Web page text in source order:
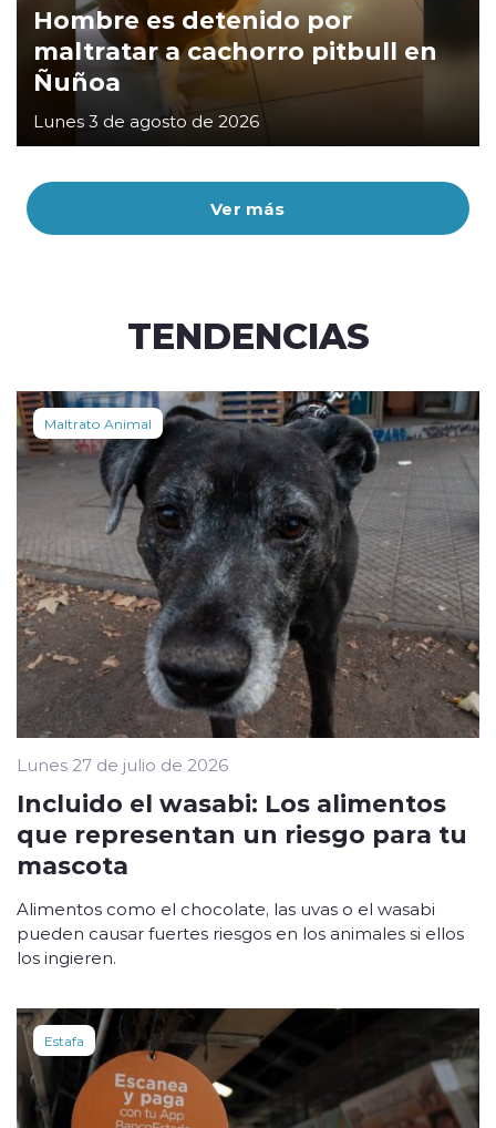
Ver más
Hombre es detenido por
maltratar a cachorro pitbull en
Ñuñoa
Lunes 3 de agosto de 2026
TENDENCIAS
Maltrato Animal
Lunes 27 de julio de 2026
Incluido el wasabi: Los alimentos
que representan un riesgo para tu
mascota
Alimentos como el chocolate, las uvas o el wasabi
pueden causar fuertes riesgos en los animales si ellos
los ingieren.
Estafa